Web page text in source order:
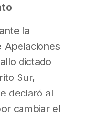
la
Apelaciones
dictado
Sur,
declaró al
cambiar el